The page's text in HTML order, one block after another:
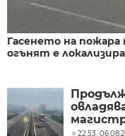
Гасенето на пожара
огънят е
22:53,